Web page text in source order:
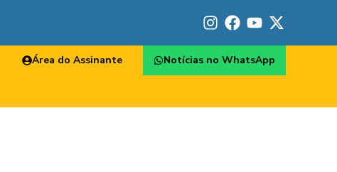
Área do Assinante Notícias no WhatsApp